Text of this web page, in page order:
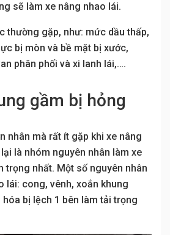
sẽ làm xe nâng nhao lái.
thường gặp, như: mức dầu thấp,
bị mòn và bề mặt bị xước,
phân phối và xi lanh lái,….
gầm bị hỏng
nhân mà rất ít gặp khi xe nâng
là nhóm nguyên nhân làm xe
trọng nhất. Một số nguyên nhân
lái: cong, vênh, xoắn khung
bị lệch 1 bên làm tải trọng